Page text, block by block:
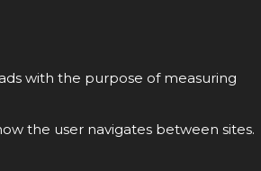
with the purpose of measuring
the user navigates between sites.